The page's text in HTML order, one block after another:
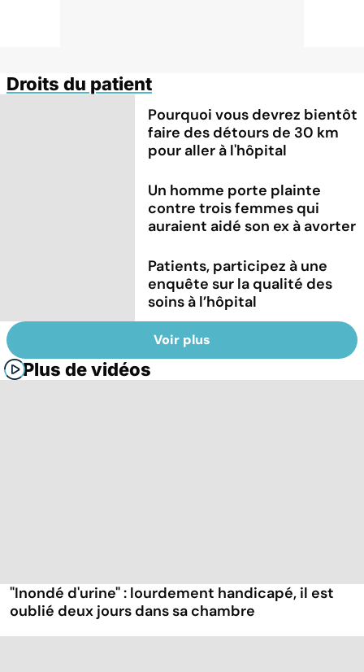
Droits du patient
Pourquoi vous devrez bientôt
faire des détours de 30 km
pour aller à l'hôpital
Un homme porte plainte
contre trois femmes qui
auraient aidé son ex à avorter
Patients, participez à une
enquête sur la qualité des
soins à l’hôpital
Voir plus
Plus de vidéos
"Inondé d'urine" : lourdement handicapé, il est
oublié deux jours dans sa chambre